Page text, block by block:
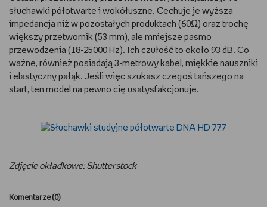
słuchawki półotwarte i wokółuszne. Cechuje je wyższa
impedancja niż w pozostałych produktach (60Ω) oraz trochę
większy przetwornik (53 mm), ale mniejsze pasmo
przewodzenia (18-25000 Hz). Ich czułość to około 93 dB. Co
ważne, również posiadają 3-metrowy kabel, miękkie nauszniki
i elastyczny pałąk. Jeśli więc szukasz czegoś tańszego na
start, ten model na pewno cię usatysfakcjonuje.
Zdjęcie okładkowe: Shutterstock
Komentarze (0)